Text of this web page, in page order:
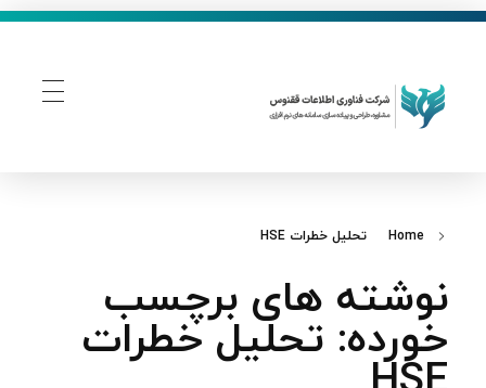
Home تحلیل خطرات HSE
نوشته های برچسب
خورده: تحلیل خطرات